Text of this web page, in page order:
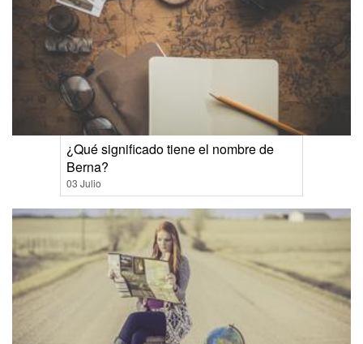
¿Qué significado tiene el nombre de
Berna?
03 Julio